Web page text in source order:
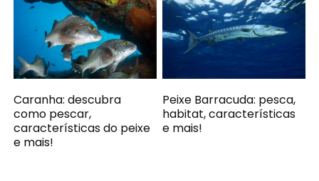
Caranha: descubra
como pescar,
características do peixe
e mais!
Peixe Barracuda: pesca,
habitat, características
e mais!